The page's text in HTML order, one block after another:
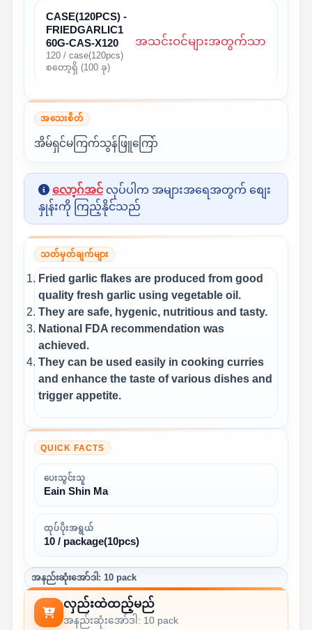
CASE(120PCS) -
FRIEDGARLIC1
60G-CAS-X120
120 / case(120pcs)
စတော့ရှိ (100 ခု)
အသင်းဝင်များအတွက်သာ
အသေးစိတ်
အိမ်ရှင်မကြက်သွန်ဖြူကြော်
လော့ဂ်အင် လုပ်ပါက အများအရေအတွက် စျေး
နှုန်းကို ကြည့်နိုင်သည်
သတ်မှတ်ချက်များ
Fried garlic flakes are produced from good
quality fresh garlic using vegetable oil.
They are safe, hygenic, nutritious and tasty.
National FDA recommendation was
achieved.
They can be used easily in cooking curries
and enhance the taste of various dishes and
trigger appetite.
QUICK FACTS
ပေးသွင်းသူ
Eain Shin Ma
ထုပ်ပိုးအရွယ်
10 / package(10pcs)
အနည်းဆုံးအော်ဒါ: 10 pack
လှည်းထဲထည့်မည်
အနည်းဆုံးအော်ဒါ: 10 pack